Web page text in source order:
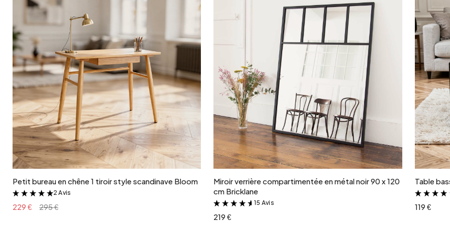
Ajouter au panier
Petit bureau en chêne 1 tiroir style scandinave Bloom
&
2 Avis
229 € 295 €
Ajouter au panier
Miroir verrière compartimentée en métal noir 90 x 120
cm Bricklane
&
15 Avis
219 €
Table
119 €